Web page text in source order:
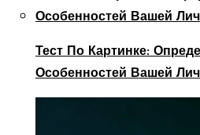
Тест По Картинке:
Особенностей Вашей